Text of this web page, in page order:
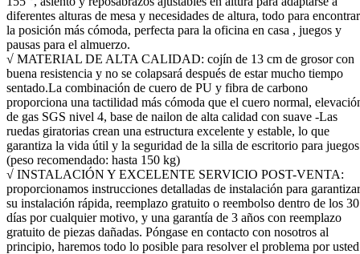
diferentes alturas de mesa y necesidades de altura, todo para encontrar
la posición más cómoda, perfecta para la oficina en casa , juegos y
pausas para el almuerzo.
√ MATERIAL DE ALTA CALIDAD: cojín de 13 cm de grosor con
buena resistencia y no se colapsará después de estar mucho tiempo
sentado.La combinación de cuero de PU y fibra de carbono
proporciona una tactilidad más cómoda que el cuero normal,
de gas SGS nivel 4, base de nailon de alta calidad con suave -Las
ruedas giratorias crean una estructura excelente y estable, lo que
garantiza la vida útil y la seguridad de la silla de escritorio para juegos
(peso recomendado: hasta 150 kg)
√ INSTALACIÓN Y EXCELENTE SERVICIO POST-VENTA:
proporcionamos instrucciones detalladas de instalación para garantizar
su instalación rápida, reemplazo gratuito o reembolso dentro de los 30
días por cualquier motivo, y una garantía de 3 años con reemplazo
gratuito de piezas dañadas. Póngase en contacto con nosotros al
principio, haremos todo lo posible para resolver el problema por